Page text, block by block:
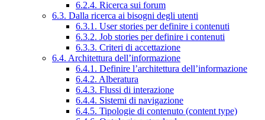
6.2.4. Ricerca sui forum
6.3. Dalla ricerca ai bisogni degli utenti
6.3.1. User stories per definire i contenuti
6.3.2. Job stories per definire i contenuti
6.3.3. Criteri di accettazione
6.4. Architettura dell’informazione
6.4.1. Definire l’architettura dell’informazione
6.4.2. Alberatura
6.4.3. Flussi di interazione
6.4.4. Sistemi di navigazione
6.4.5. Tipologie di contenuto (content type)